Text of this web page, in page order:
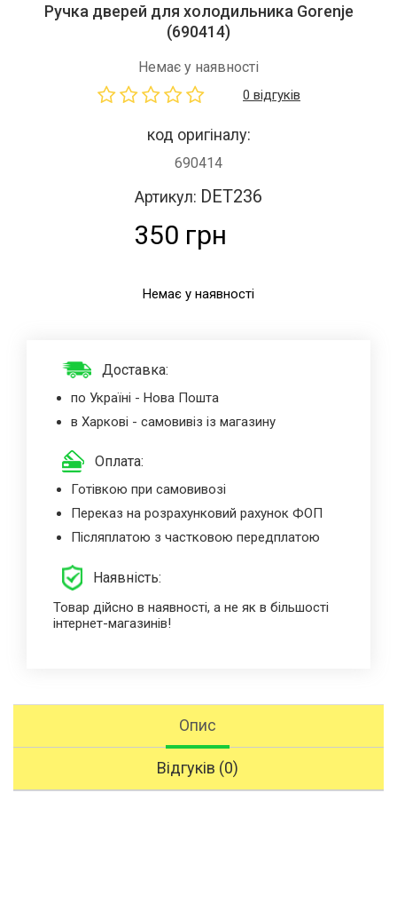
Ручка дверей для холодильника Gorenje
(690414)
Немає у наявності
0 відгуків
код оригіналу:
690414
Артикул: DET236
350 грн
Немає у наявності
Доставка:
по Україні - Нова Пошта
в Харкові - самовивіз із магазину
Оплата:
Готівкою при самовивозі
Переказ на розрахунковий рахунок ФОП
Післяплатою з частковою передплатою
Наявність:
Товар дійсно в наявності, а не як в більшості
інтернет-магазинів!
Опис
Відгуків (0)